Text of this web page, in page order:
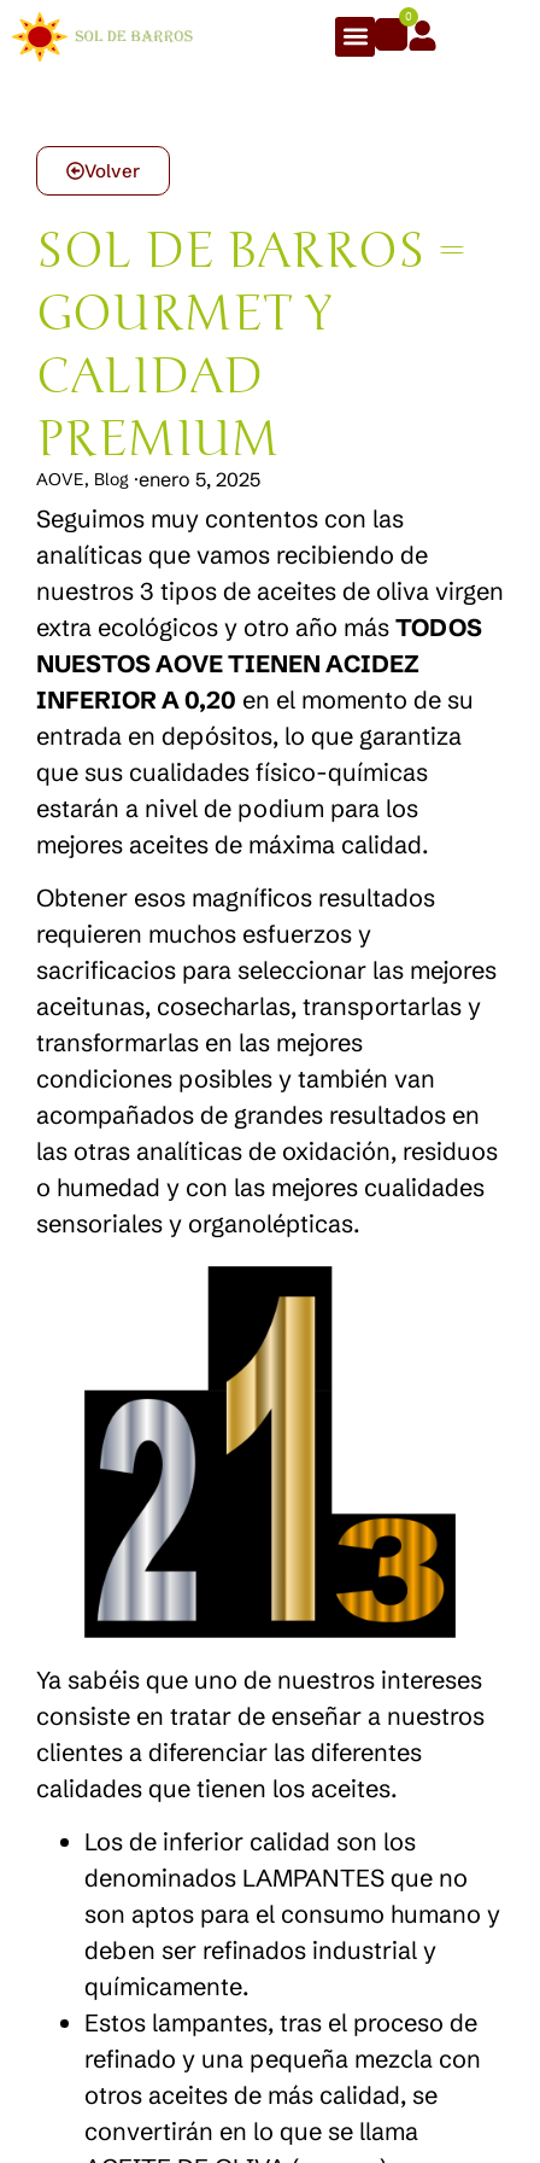
0
Volver
SOL DE BARROS =
GOURMET Y
CALIDAD
PREMIUM
AOVE, Blog ·enero 5, 2025
Seguimos muy contentos con las
analíticas que vamos recibiendo de
nuestros 3 tipos de aceites de oliva virgen
extra ecológicos y otro año más TODOS
NUESTOS AOVE TIENEN ACIDEZ
INFERIOR A 0,20 en el momento de su
entrada en depósitos, lo que garantiza
que sus cualidades físico-químicas
estarán a nivel de podium para los
mejores aceites de máxima calidad.
Obtener esos magníficos resultados
requieren muchos esfuerzos y
sacrificacios para seleccionar las mejores
aceitunas, cosecharlas, transportarlas y
transformarlas en las mejores
condiciones posibles y también van
acompañados de grandes resultados en
las otras analíticas de oxidación, residuos
o humedad y con las mejores cualidades
sensoriales y organolépticas.
Ya sabéis que uno de nuestros intereses
consiste en tratar de enseñar a nuestros
clientes a diferenciar las diferentes
calidades que tienen los aceites.
Los de inferior calidad son los
denominados LAMPANTES que no
son aptos para el consumo humano y
deben ser refinados industrial y
químicamente.
Estos lampantes, tras el proceso de
refinado y una pequeña mezcla con
otros aceites de más calidad, se
convertirán en lo que se llama